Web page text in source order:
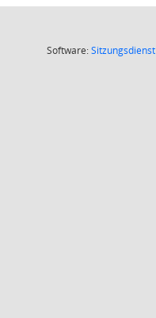
Software:Sitzungsdienst